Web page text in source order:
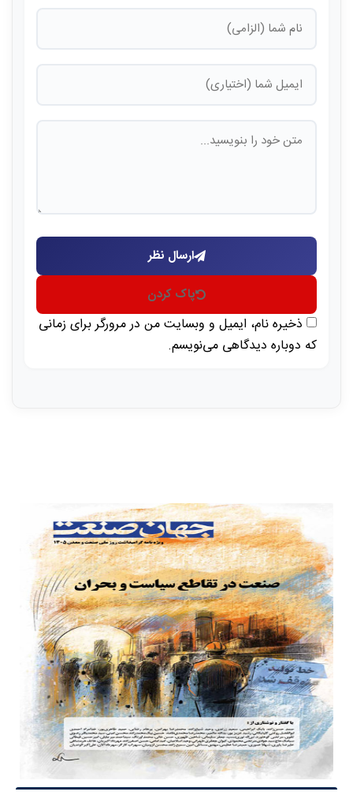
ارسال نظر
پاک کردن
ذخیره نام، ایمیل و وبسایت من در مرورگر برای زمانی
که دوباره دیدگاهی می‌نویسم.